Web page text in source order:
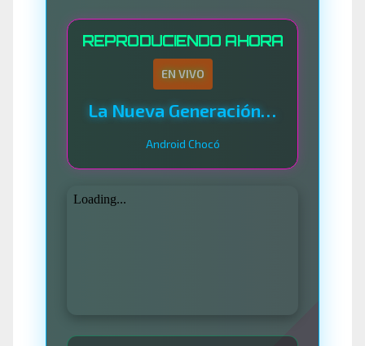
REPRODUCIENDO AHORA
EN VIVO
La Nueva Generación Del Sistema
Android Chocó